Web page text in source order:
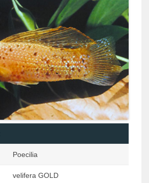
Poecilia
velifera GOLD